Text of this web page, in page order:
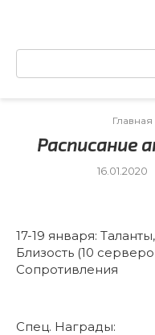
Поиск:
Главная
Расписание
16.01.2020
17-19 января:
Близость (10
Сопротивления
Спец. Награды: